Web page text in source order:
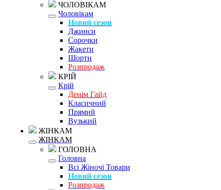
ЧОЛОВІКАМ
Чоловікам
Новий сезон
Джинси
Сорочки
Жакети
Шорти
Розпродаж
КРІЙ
Крій
Денім Гайд
Класичний
Прямий
Вузький
ЖІНКАМ
ЖІНКАМ
ГОЛОВНА
Головна
Всі Жіночі Товари
Новий сезон
Розпродаж